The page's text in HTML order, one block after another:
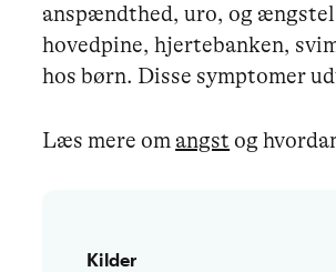
anspændthed, uro, og
hovedpine, hjertebanken,
hos børn. Disse symptomer
Læs mere omangst og
Kilder